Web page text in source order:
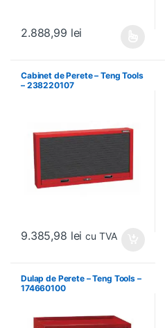
2.888,99 lei
Cabinet de Perete – Teng Tools
– 238220107
9.385,98 lei cu TVA
Dulap de Perete – Teng Tools –
174660100